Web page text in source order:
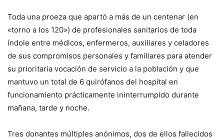
Toda una proeza que apartó a más de un centenar (en
«torno a los 120») de profesionales sanitarios de toda
índole entre médicos, enfermeros, auxiliares y celadores
de sus compromisos personales y familiares para atender
su prioritaria vocación de servicio a la población y que
mantuvo un total de 6 quirófanos del hospital en
funcionamiento prácticamente ininterrumpido durante
mañana, tarde y noche.
Tres donantes múltiples anónimos, dos de ellos fallecidos